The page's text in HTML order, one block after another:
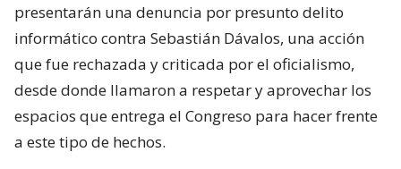
presentarán una denuncia por presunto delito
informático contra Sebastián Dávalos, una acción
que fue rechazada y criticada por el oficialismo,
desde donde llamaron a respetar y aprovechar los
espacios que entrega el Congreso para hacer frente
a este tipo de hechos.